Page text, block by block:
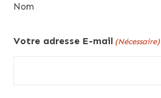
Nom
Votre adresse E-mail (Nécessaire)